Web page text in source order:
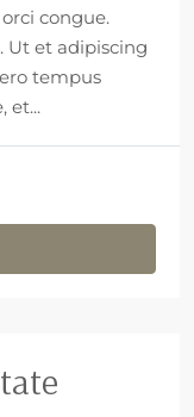
congue.
Ut et adipiscing
tempus
et...